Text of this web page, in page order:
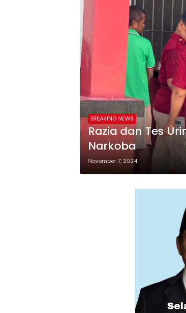
BREAKING NEWS
Razia dan Tes
Narkoba
November 7, 2024